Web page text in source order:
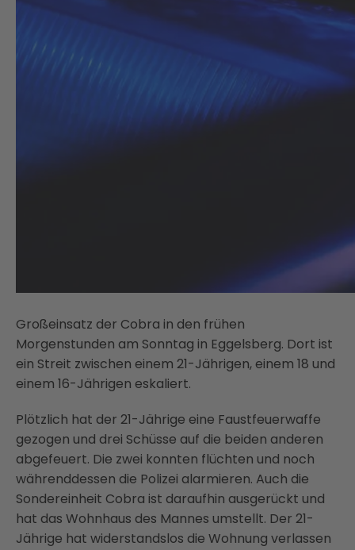
Großeinsatz der Cobra in den frühen
Morgenstunden am Sonntag in Eggelsberg. Dort ist
ein Streit zwischen einem 21-Jährigen, einem 18 und
einem 16-Jährigen eskaliert.
Plötzlich hat der 21-Jährige eine Faustfeuerwaffe
gezogen und drei Schüsse auf die beiden anderen
abgefeuert. Die zwei konnten flüchten und noch
währenddessen die Polizei alarmieren. Auch die
Sondereinheit Cobra ist daraufhin ausgerückt und
hat das Wohnhaus des Mannes umstellt. Der 21-
Jährige hat widerstandslos die Wohnung verlassen